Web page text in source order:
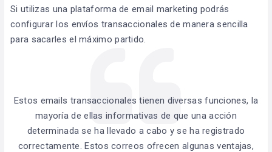
Si utilizas una plataforma de email marketing podrás
configurar los envíos transaccionales de manera sencilla
para sacarles el máximo partido.
Estos emails transaccionales tienen diversas funciones, la
mayoría de ellas informativas de que una acción
determinada se ha llevado a cabo y se ha registrado
correctamente. Estos correos ofrecen algunas ventajas,